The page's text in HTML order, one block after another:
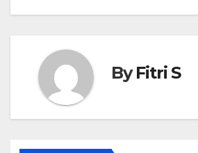
A
r
pos
ByFitri S